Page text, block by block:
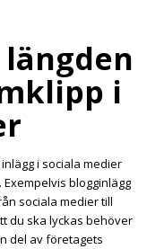
i
i sociala medier
blogginlägg
sociala medier till
du ska lyckas behöver
del av företagets